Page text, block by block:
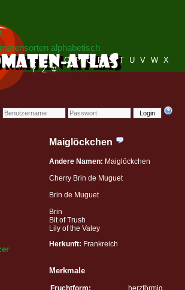
Login
alphabetisch
I J K L M N O P Q R S T U V W X
Y Z #
Maiglöckchen
Andere Namen: Maiglöckchen
Cherry Brin de Muguet
Brin de Muguet
Brin
Bit of Trush
Lily of the Valey
Herkunft: Frankreich
Merkmale
Fruchtform:
herzförmig